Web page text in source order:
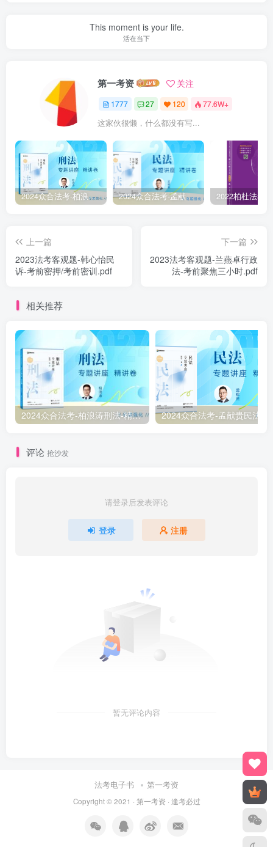
This moment is your life.
活在当下
第一考资 关注
1777 27 120 77.6W+
这家伙很懒，什么都没有写...
2024众合法考-柏浪涛刑法-精讲卷pdf电子版（附视频1-76全） 2024众合法考-孟献贵民法-精讲卷.pdf
上一篇
2023法考客观题-韩心怡民
诉-考前密押/考前密训.pdf
下一篇
2023法考客观题-兰燕卓行政
法-考前聚焦三小时.pdf
相关推荐
2024众合法考-柏浪涛刑法-精讲卷pdf电子版（附视频1-76全）
评论 抢沙发
请登录后发表评论
登录 注册
暂无评论内容
法考电子书 第一考资
Copyright © 2021 · 第一考资 · 逢考必过